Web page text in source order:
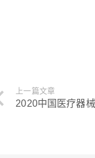
上一篇文章
2020中国医疗器